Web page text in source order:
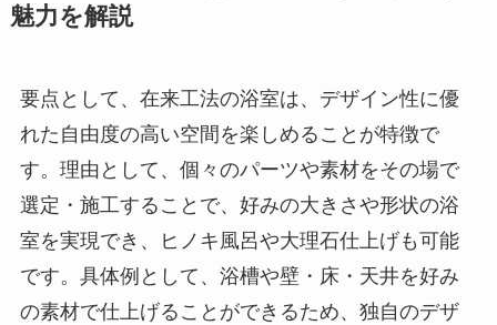
魅力を解説
要点として、在来工法の浴室は、デザイン性に優
れた自由度の高い空間を楽しめることが特徴で
す。理由として、個々のパーツや素材をその場で
選定・施工することで、好みの大きさや形状の浴
室を実現でき、ヒノキ風呂や大理石仕上げも可能
です。具体例として、浴槽や壁・床・天井を好み
の素材で仕上げることができるため、独自のデザ